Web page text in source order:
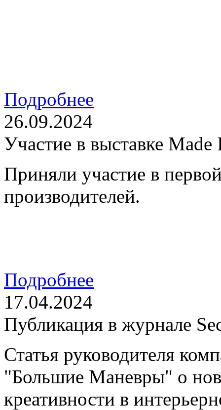
Подробнее
26.09.2024
Участие в выставке
Приняли участие в
производителей.
Подробнее
17.04.2024
Публикация в журнале
Статья руководителя
"Большие Маневры" о
креативности в